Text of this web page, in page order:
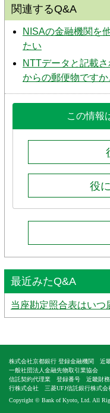
関連するQ&A
NISAの金融機関を
たい
NTTデータと記載
からの郵便物ですか
この情報
役
最近みたQ&A
当座勘定照合表はいつ
株式会社京都銀行 登録金融機関 近
一般社団法人金融先物取引業協会
信託契約代理業 登録番号 近畿財
行株式会社 三菱UFJ信託銀行株式
Copyright © Bank of Kyoto, Ltd. All